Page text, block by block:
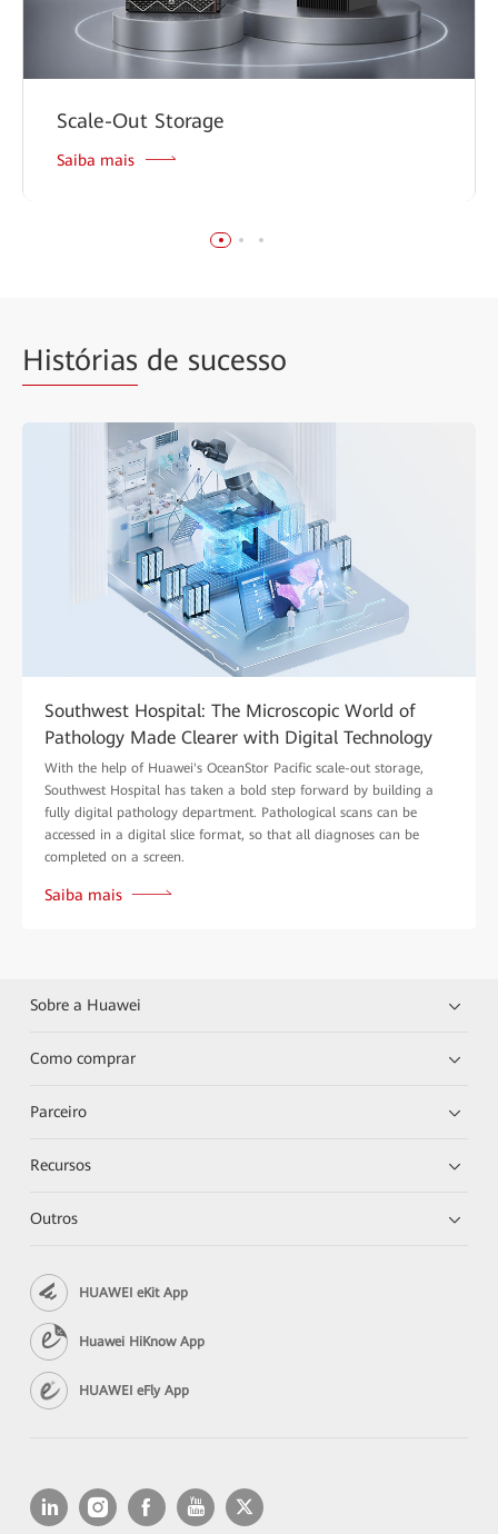
Scale-Out Storage
Saiba mais
Histórias de sucesso
Southwest Hospital: The Microscopic World of
Pathology Made Clearer with Digital Technology
With the help of Huawei's OceanStor Pacific scale-out storage,
Southwest Hospital has taken a bold step forward by building a
fully digital pathology department. Pathological scans can be
accessed in a digital slice format, so that all diagnoses can be
completed on a screen.
Saiba mais
Sobre a Huawei
Como comprar
Parceiro
Recursos
Outros
HUAWEI eKit App
Huawei HiKnow App
HUAWEI eFly App